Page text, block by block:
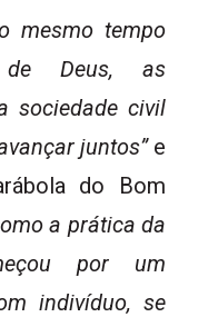
mesmo tempo
Deus, as
sociedade civil
juntos”e
do Bom
a prática da
por um
indivíduo, se